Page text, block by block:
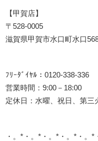
【甲賀店】
〒528-0005
滋賀県甲賀市水口町水口
ﾌﾘｰﾀﾞｲﾔﾙ：0120-338-336
営業時間：9:00－18:00
定休日：水曜、祝日、第三
・。*・。*・。*・。*・。